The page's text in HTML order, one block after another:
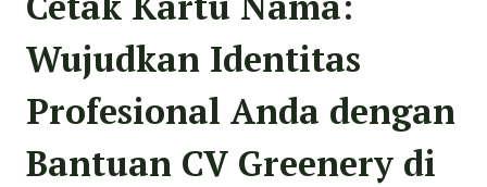
Wujudkan Identitas
Profesional Anda dengan
Bantuan CV Greenery di